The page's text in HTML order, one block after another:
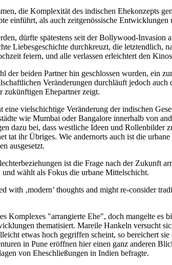
die Komplexität des indischen Ehekonzepts
einführt, als auch zeitgenössische
dürfte spätestens seit der Bollywood-
Liebesgeschichte durchkreuzt, die letztendlich,
feiern, und alle verlassen erleichtert den
beiden Partner hin geschlossen wurden, ein
Veränderungen durchläuft jedoch
zukünftigen Ehepartner zeigt.
vielschichtige Veränderung der indischen
wie Mumbai oder Bangalore innerhalb von
dazu bei, dass westliche Ideen und Rollenbilder
ihr Übriges. Wie andernorts auch ist die
ausgesetzt.
ist die Frage nach der Zukunft
wählt als Fokus die urbane Mittelschicht.
with ‚modern’ thoughts and might re-consider
Komplexes "arrangierte Ehe", doch mangelte
thematisiert. Mareile Hankeln
etwas hoch gegriffen scheint, so bereichert
in Pune eröffnen hier einen ganz anderen
von Eheschließungen in Indien befragte.